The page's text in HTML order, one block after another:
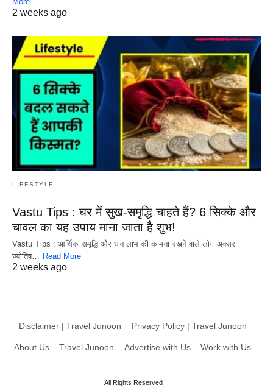
2 weeks ago
LIFESTYLE
Vastu Tips : घर में सुख-समृद्धि चाहते हैं? 6 सिक्के और
चावल का यह उपाय माना जाता है शुभ!
Vastu Tips : आर्थिक समृद्धि और धन लाभ की कामना रखने वाले लोग अक्सर
ज्योतिष… Read More
2 weeks ago
Disclaimer | Travel Junoon Privacy Policy | Travel Junoon
About Us – Travel Junoon Advertise with Us – Work with Us
All Rights Reserved